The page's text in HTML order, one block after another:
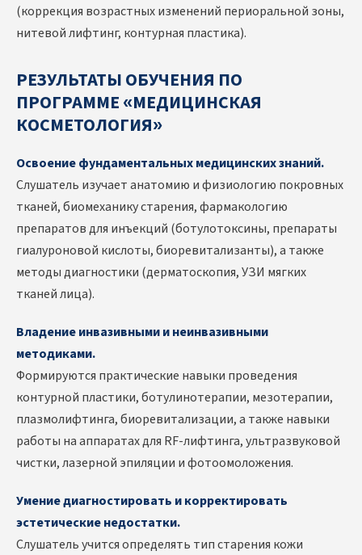
(коррекция возрастных изменений периоральной зоны,
нитевой лифтинг, контурная пластика).
РЕЗУЛЬТАТЫ ОБУЧЕНИЯ ПО
ПРОГРАММЕ «МЕДИЦИНСКАЯ
КОСМЕТОЛОГИЯ»
Освоение фундаментальных медицинских знаний.
Слушатель изучает анатомию и физиологию покровных
тканей, биомеханику старения, фармакологию
препаратов для инъекций (ботулотоксины, препараты
гиалуроновой кислоты, биоревитализанты), а также
методы диагностики (дерматоскопия, УЗИ мягких
тканей лица).
Владение инвазивными и неинвазивными
методиками.
Формируются практические навыки проведения
контурной пластики, ботулинотерапии, мезотерапии,
плазмолифтинга, биоревитализации, а также навыки
работы на аппаратах для RF-лифтинга, ультразвуковой
чистки, лазерной эпиляции и фотоомоложения.
Умение диагностировать и корректировать
эстетические недостатки.
Слушатель учится определять тип старения кожи